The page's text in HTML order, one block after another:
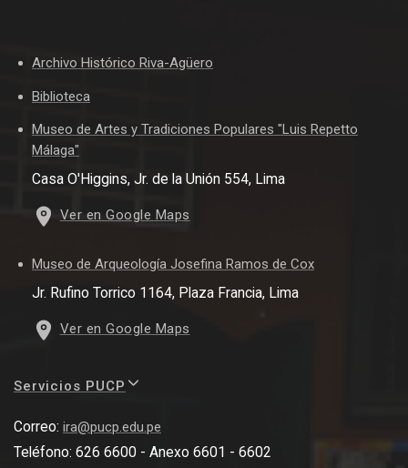
Archivo Histórico Riva-Agüero
Biblioteca
Museo de Artes y Tradiciones Populares "Luis Repetto
Málaga"
Casa O'Higgins, Jr. de la Unión 554, Lima
Ver en Google Maps
Museo de Arqueología Josefina Ramos de Cox
Jr. Rufino Torrico 1164, Plaza Francia, Lima
Ver en Google Maps
Servicios PUCP
Correo: ira@pucp.edu.pe
Teléfono: 626 6600 - Anexo 6601 - 6602